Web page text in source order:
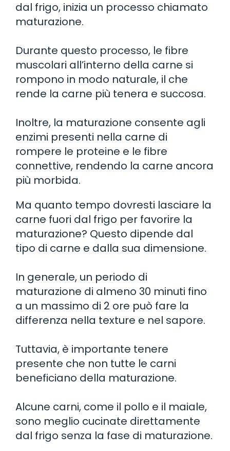
dal frigo, inizia un processo chiamato
maturazione.
Durante questo processo, le fibre
muscolari all’interno della carne si
rompono in modo naturale, il che
rende la carne più tenera e succosa.
Inoltre, la maturazione consente agli
enzimi presenti nella carne di
rompere le proteine e le fibre
connettive, rendendo la carne ancora
più morbida.
Ma quanto tempo dovresti lasciare la
carne fuori dal frigo per favorire la
maturazione? Questo dipende dal
tipo di carne e dalla sua dimensione.
In generale, un periodo di
maturazione di almeno 30 minuti fino
a un massimo di 2 ore può fare la
differenza nella texture e nel sapore.
Tuttavia, è importante tenere
presente che non tutte le carni
beneficiano della maturazione.
Alcune carni, come il pollo e il maiale,
sono meglio cucinate direttamente
dal frigo senza la fase di maturazione.